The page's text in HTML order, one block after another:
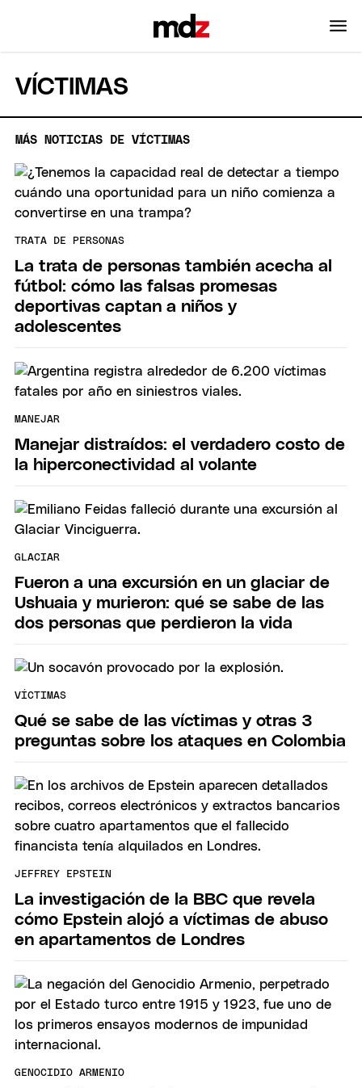
VÍCTIMAS
MÁS NOTICIAS DE VÍCTIMAS
TRATA DE PERSONAS
La trata de personas también acecha al
fútbol: cómo las falsas promesas
deportivas captan a niños y
adolescentes
MANEJAR
Manejar distraídos: el verdadero costo de
la hiperconectividad al volante
GLACIAR
Fueron a una excursión en un glaciar de
Ushuaia y murieron: qué se sabe de las
dos personas que perdieron la vida
VÍCTIMAS
Qué se sabe de las víctimas y otras 3
preguntas sobre los ataques en Colombia
JEFFREY EPSTEIN
La investigación de la BBC que revela
cómo Epstein alojó a víctimas de abuso
en apartamentos de Londres
GENOCIDIO ARMENIO